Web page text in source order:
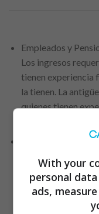
Empleados y
Los ingresos
tienen experiencia
la tienen. La
quienes tienen
Independientes:
experiencia
antigüedad laboral
tienen experiencia
With your
personal
ads,